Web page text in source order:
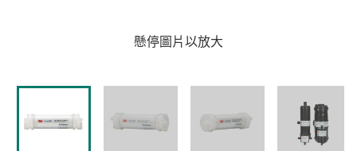
懸停圖片以放大